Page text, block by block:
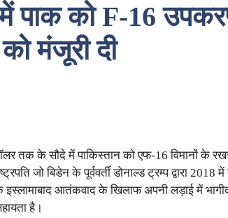
पाक को F-16
मंजूरी दी
तक के सौदे में पाकिस्तान को एफ-16 विमानों के
जो बिडेन के पूर्ववर्ती डोनाल्ड ट्रम्प द्वारा 2018
आतंकवाद के खिलाफ अपनी लड़ाई में
है।